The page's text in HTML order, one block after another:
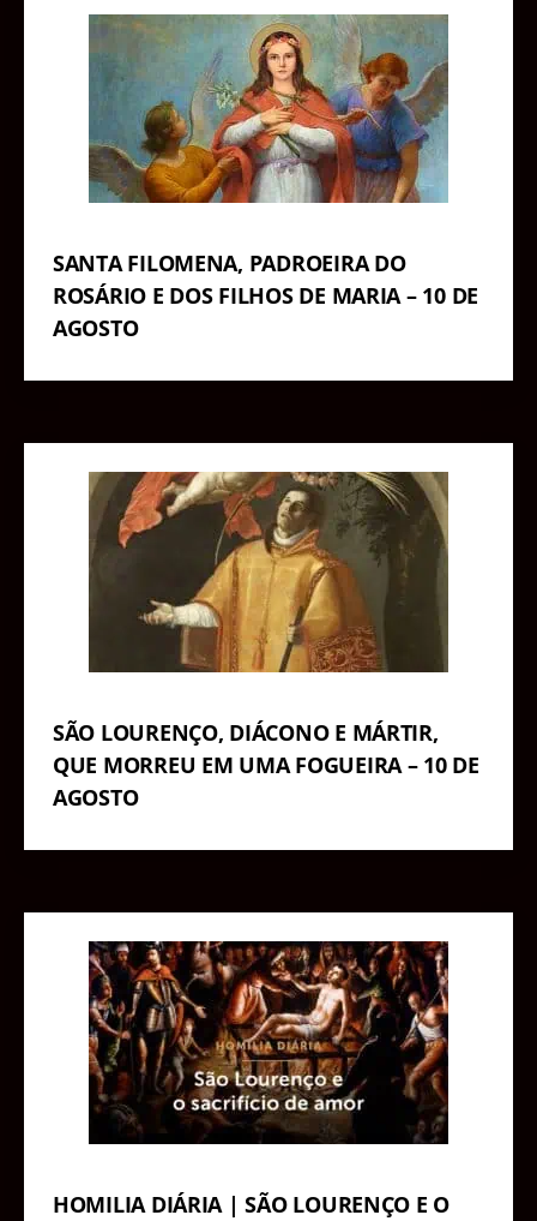
SANTA FILOMENA, PADROEIRA DO
ROSÁRIO E DOS FILHOS DE MARIA – 10 DE
AGOSTO
SÃO LOURENÇO, DIÁCONO E MÁRTIR,
QUE MORREU EM UMA FOGUEIRA – 10 DE
AGOSTO
HOMILIA DIÁRIA | SÃO LOURENÇO E O